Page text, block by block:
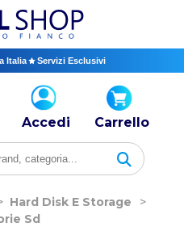
Italia Servizi Esclusivi
Accedi Carrello
Hard Disk E Storage
>
Sd